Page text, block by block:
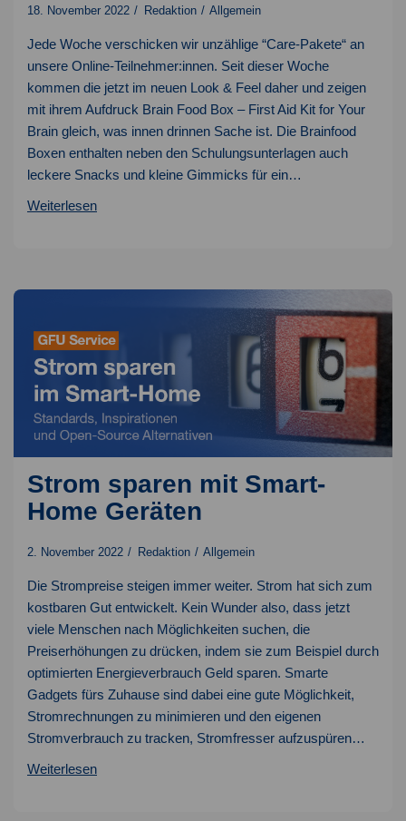
18. November 2022 Redaktion Allgemein
Jede Woche verschicken wir unzählige “Care-Pakete“ an
unsere Online-Teilnehmer:innen. Seit dieser Woche
kommen die jetzt im neuen Look & Feel daher und zeigen
mit ihrem Aufdruck Brain Food Box – First Aid Kit for Your
Brain gleich, was innen drinnen Sache ist. Die Brainfood
Boxen enthalten neben den Schulungsunterlagen auch
leckere Snacks und kleine Gimmicks für ein…
WeiterlesenBrain
nachhaltige
Strom sparen mit Smart-
Home Geräten
2. November 2022 Redaktion Allgemein
Die Strompreise steigen immer weiter. Strom hat sich zum
kostbaren Gut entwickelt. Kein Wunder also, dass jetzt
viele Menschen nach Möglichkeiten suchen, die
Preiserhöhungen zu drücken, indem sie zum Beispiel durch
optimierten Energieverbrauch Geld sparen. Smarte
Gadgets fürs Zuhause sind dabei eine gute Möglichkeit,
Stromrechnungen zu minimieren und den eigenen
Stromverbrauch zu tracken, Stromfresser aufzuspüren…
WeiterlesenStrom